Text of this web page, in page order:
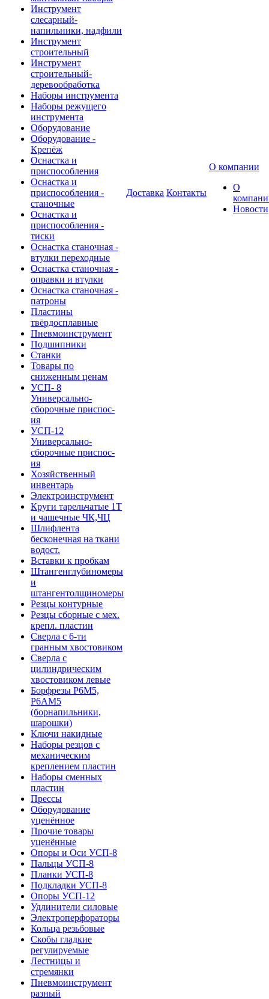
Инструмент
слесарный-
напильники, надфили
Инструмент
строительный
Инструмент
строительный-
деревообработка
Наборы инструмента
Наборы режущего
инструмента
Оборудование
Оборудование -
Крепёж
Оснастка и
приспособления
Оснастка и
приспособления -
станочные
Оснастка и
приспособления -
тиски
Оснастка станочная -
втулки переходные
Оснастка станочная -
оправки и втулки
Оснастка станочная -
патроны
Пластины
твёрдосплавные
Пневмоинструмент
Подшипники
Станки
Товары по
сниженным ценам
УСП- 8
Универсально-
сборочные приспос-
ия
УСП-12
Универсально-
сборочные приспос-
ия
Хозяйственный
инвентарь
Электроинструмент
Круги тарельчатые 1Т
и чашечные ЧК,ЧЦ
Шлифлента
бесконечная на ткани
водост.
Вставки к пробкам
Штангенглубиномеры
и
штангентолщиномеры
Резцы контурные
Резцы сборные с мех.
крепл. пластин
Сверла с 6-ти
гранным хвостовиком
Сверла с
цилиндрическим
хвостовиком левые
Борфрезы Р6М5,
Р6АМ5
(борнапильники,
шарошки)
Ключи накидные
Наборы резцов с
механическим
креплением пластин
Наборы сменных
пластин
Прессы
Оборудование
уценённое
Прочие товары
уценённые
Опоры и Оси УСП-8
Пальцы УСП-8
Планки УСП-8
Подкладки УСП-8
Опоры УСП-12
Удлинители силовые
Электроперфораторы
Кольца резьбовые
Скобы гладкие
регулируемые
Лестницы и
стремянки
Пневмоинструмент
разный
Доставка Контакты
О компании
О
Новости